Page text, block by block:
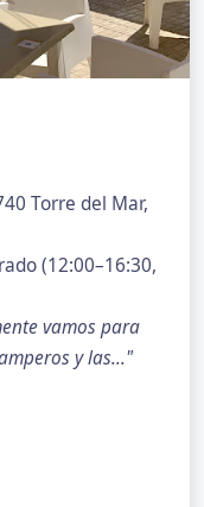
Torre del Mar,
(12:00–16:30,
vamos para
y las..."